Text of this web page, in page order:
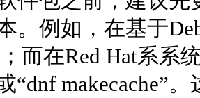
。例如，在基于
而在Red Hat系系
“dnf makecache”